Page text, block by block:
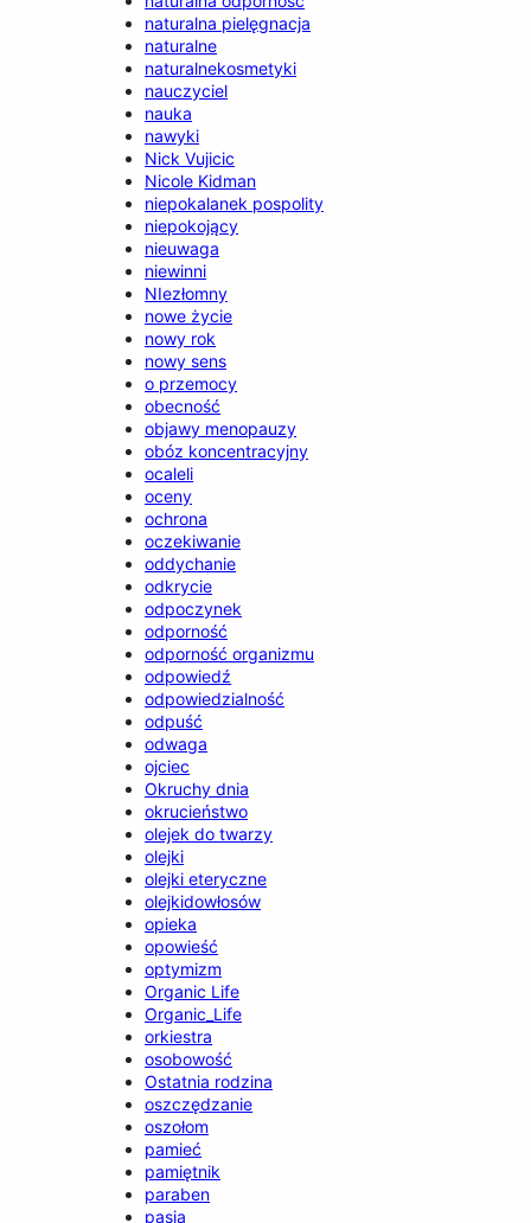
naturalna pielęgnacja
naturalne
naturalnekosmetyki
nauczyciel
nauka
nawyki
Nick Vujicic
Nicole Kidman
niepokalanek pospolity
niepokojący
nieuwaga
niewinni
NIezłomny
nowe życie
nowy rok
nowy sens
o przemocy
obecność
objawy menopauzy
obóz koncentracyjny
ocaleli
oceny
ochrona
oczekiwanie
oddychanie
odkrycie
odpoczynek
odporność
odporność organizmu
odpowiedź
odpowiedzialność
odpuść
odwaga
ojciec
Okruchy dnia
okrucieństwo
olejek do twarzy
olejki
olejki eteryczne
olejkidowłosów
opieka
opowieść
optymizm
Organic Life
Organic_Life
orkiestra
osobowość
Ostatnia rodzina
oszczędzanie
oszołom
pamieć
pamiętnik
paraben
pasja